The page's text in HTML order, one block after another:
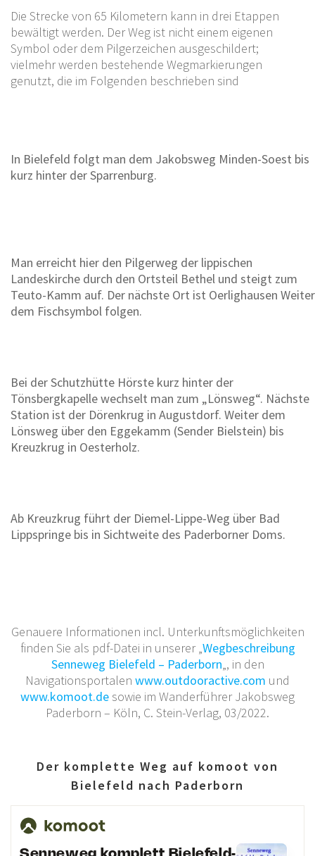
Die Strecke von 65 Kilometern kann in drei Etappen
bewältigt werden. Der Weg ist nicht einem eigenen
Symbol oder dem Pilgerzeichen ausgeschildert;
vielmehr werden bestehende Wegmarkierungen
genutzt, die im Folgenden beschrieben sind
In Bielefeld folgt man dem Jakobsweg Minden-Soest bis
kurz hinter der Sparrenburg.
Man erreicht hier den Pilgerweg der lippischen
Landeskirche durch den Ortsteil Bethel und steigt zum
Teuto-Kamm auf. Der nächste Ort ist Oerlighausen Weiter
dem Fischsymbol folgen.
Bei der Schutzhütte Hörste kurz hinter der
Tönsbergkapelle wechselt man zum „Lönsweg“. Nächste
Station ist der Dörenkrug in Augustdorf. Weiter dem
Lönsweg über den Eggekamm (Sender Bielstein) bis
Kreuzkrug in Oesterholz.
Ab Kreuzkrug führt der Diemel-Lippe-Weg über Bad
Lippspringe bis in Sichtweite des Paderborner Doms.
Genauere Informationen incl. Unterkunftsmöglichkeiten
finden Sie als pdf-Datei in unserer „Wegbeschreibung
Senneweg Bielefeld – Paderborn„, in den
Navigationsportalen www.outdooractive.com und
www.komoot.de sowie im Wanderführer Jakobsweg
Paderborn – Köln, C. Stein-Verlag, 03/2022.
Der komplette Weg auf komoot von
Bielefeld nach Paderborn